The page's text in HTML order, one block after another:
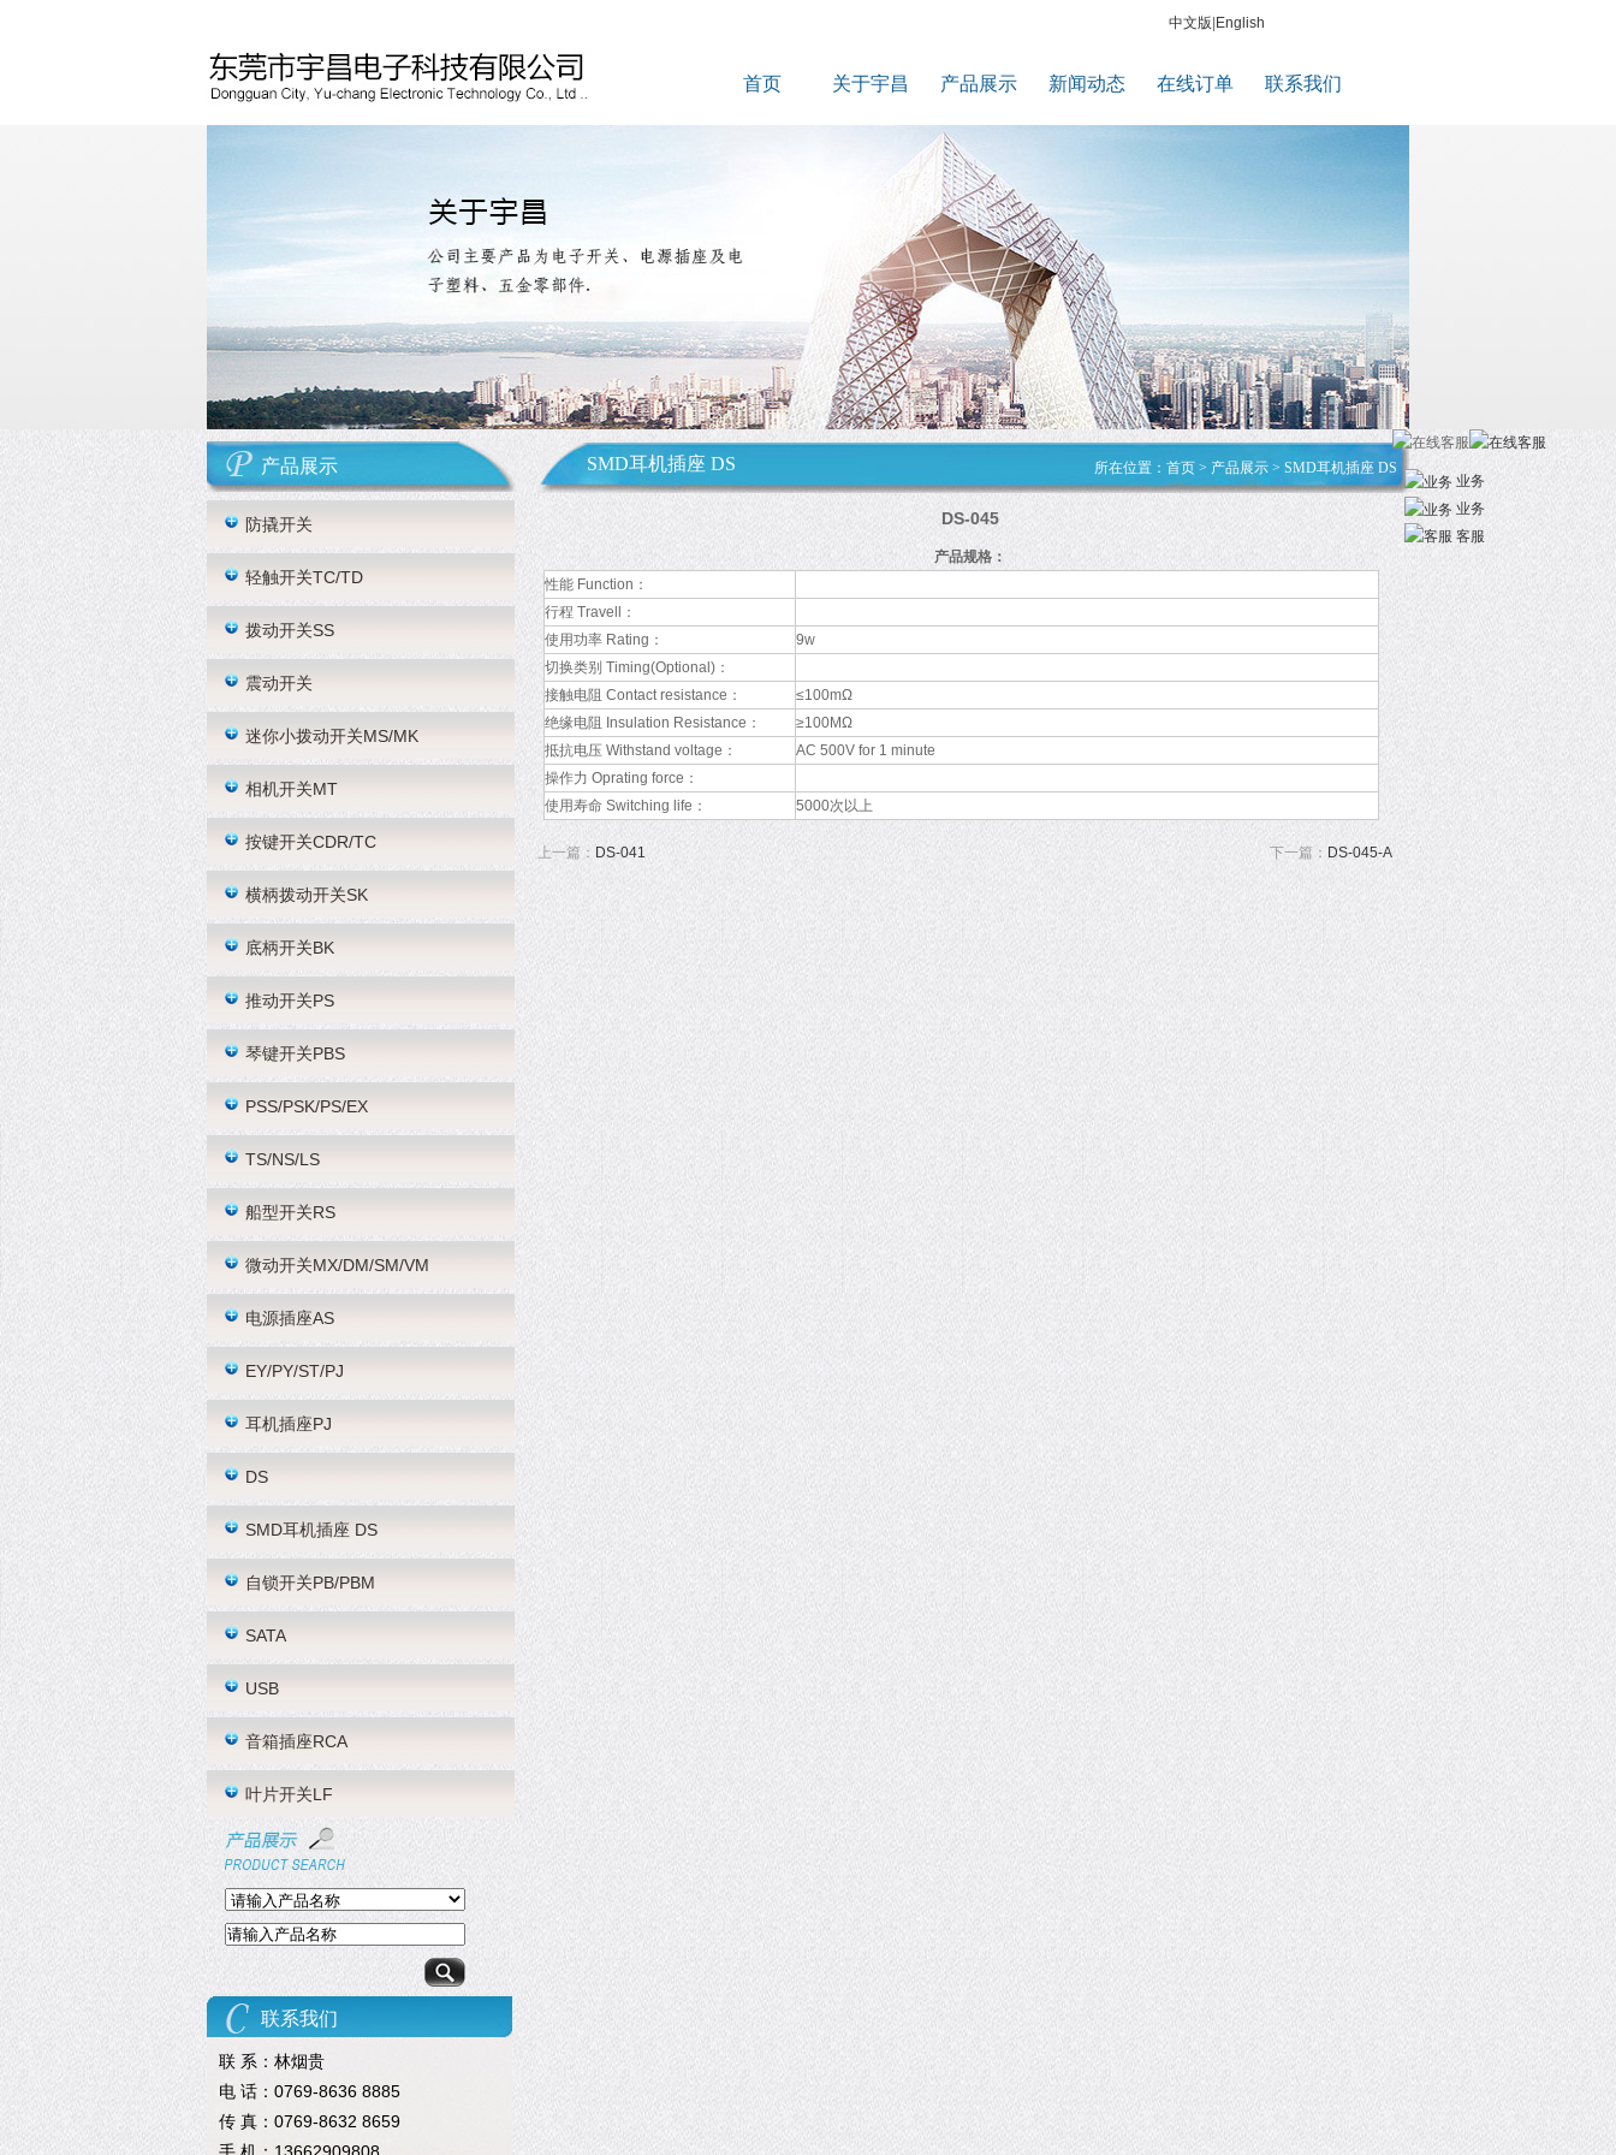
中文版 English
首页 关于宇昌 产品展示 新闻动态 在线订单 联系我们
产品展示
防撬开关
轻触开关TC/TD
拨动开关SS
震动开关
迷你小拨动开关MS/MK
相机开关MT
按键开关CDR/TC
横柄拨动开关SK
底柄开关BK
推动开关PS
琴键开关PBS
PSS/PSK/PS/EX
TS/NS/LS
船型开关RS
微动开关MX/DM/SM/VM
电源插座AS
EY/PY/ST/PJ
耳机插座PJ
DS
SMD耳机插座 DS
自锁开关PB/PBM
SATA
USB
音箱插座RCA
叶片开关LF
联系我们
联 系：林烟贵
电 话：0769-8636 8885
传 真：0769-8632 8659
所在位置： 首页 > 产品展示 > SMD耳机插座 DS
SMD耳机插座 DS
DS-045
产品规格：
性能 Function：
行程 Travell：
使用功率 Rating：
9w
切换类别 Timing(Optional)：
接触电阻 Contact resistance：
≤100mΩ
绝缘电阻 Insulation Resistance：
≥100MΩ
抵抗电压 Withstand voltage：
AC 500V for 1 minute
操作力 Oprating force：
使用寿命 Switching life：
5000次以上
上一篇： DS-041 下一篇： DS-045-A
业务
业务
客服